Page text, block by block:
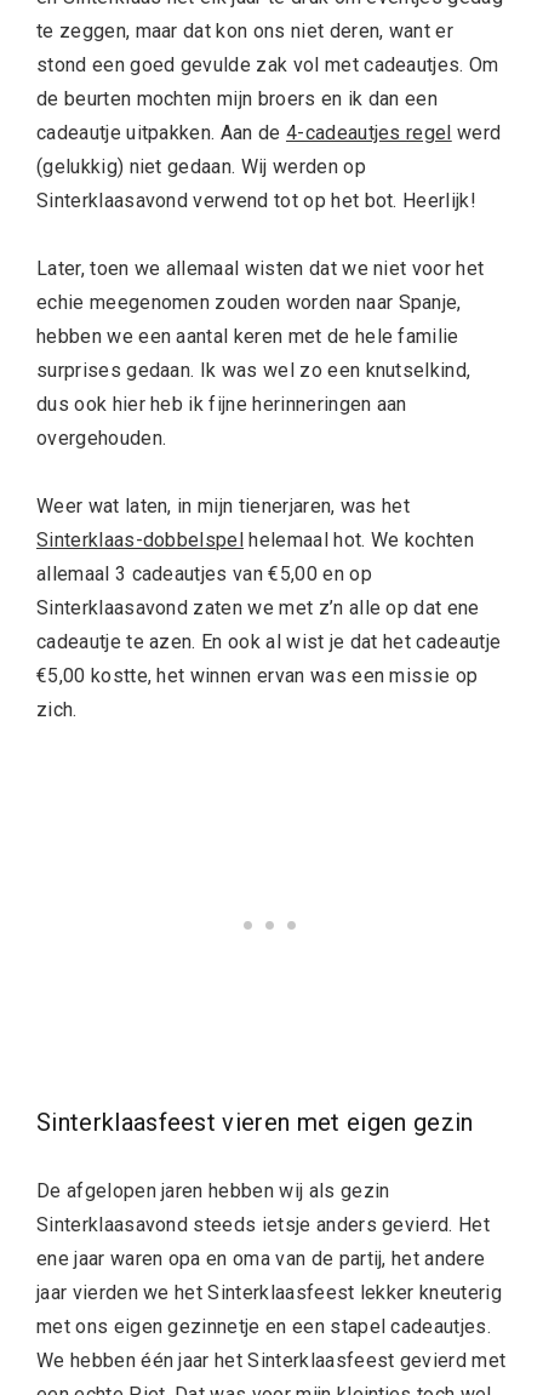
te zeggen, maar dat kon ons niet deren, want er
stond een goed gevulde zak vol met cadeautjes. Om
de beurten mochten mijn broers en ik dan een
cadeautje uitpakken. Aan de 4-cadeautjes regel werd
(gelukkig) niet gedaan. Wij werden op
Sinterklaasavond verwend tot op het bot. Heerlijk!
Later, toen we allemaal wisten dat we niet voor het
echie meegenomen zouden worden naar Spanje,
hebben we een aantal keren met de hele familie
surprises gedaan. Ik was wel zo een knutselkind,
dus ook hier heb ik fijne herinneringen aan
overgehouden.
Weer wat laten, in mijn tienerjaren, was het
Sinterklaas-dobbelspel helemaal hot. We kochten
allemaal 3 cadeautjes van €5,00 en op
Sinterklaasavond zaten we met z’n alle op dat ene
cadeautje te azen. En ook al wist je dat het cadeautje
€5,00 kostte, het winnen ervan was een missie op
zich.
Sinterklaasfeest vieren met eigen gezin
De afgelopen jaren hebben wij als gezin
Sinterklaasavond steeds ietsje anders gevierd. Het
ene jaar waren opa en oma van de partij, het andere
jaar vierden we het Sinterklaasfeest lekker kneuterig
met ons eigen gezinnetje en een stapel cadeautjes.
We hebben één jaar het Sinterklaasfeest gevierd met